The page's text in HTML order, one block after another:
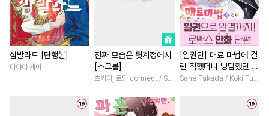
#조폭공 #순진수
#페티쉬 #잔망수
# 역사/시대물
고수위
#미남수 #예민수
계약관계
소설원작 #친구 #재벌
#할리퀸 #고수위
#
나이차커플 # 성장물
삼각관계 # 상처녀
#연예
샴발라드 [단행본]
마야마 케이
진짜 모습은 뒷계정에서
[스크롤]
츠카다, 로만 connect / SILKLABO
[일권만] 매료 마법에 걸
린 척했더니 냉담했던 약
혼자가 맹목적인 사랑꾼Sane Takada / Koki Fuyutsuki